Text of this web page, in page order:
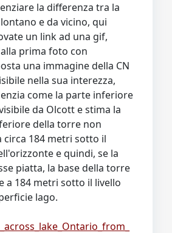
la differenza tra la
e da vicino, qui
un link ad una gif,
prima foto con
una immagine della CN
nella sua interezza,
come la parte inferiore
da Olcott e stima la
della torre non
circa 184 metri sotto il
e quindi, se la
piatta, la base della torre
a 184 metri sotto il livello
lago.